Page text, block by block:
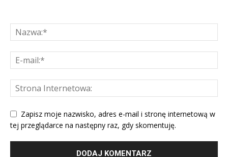
Zapisz moje nazwisko, adres e-mail i stronę internetową w
tej przeglądarce na następny raz, gdy skomentuję.